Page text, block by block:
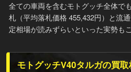
全ての車両を含むモトグッチ全体で
札（平均落札価格 455,432円）と流
定相場が読みずらいといった実勢も
モトグッチV40タルガの買